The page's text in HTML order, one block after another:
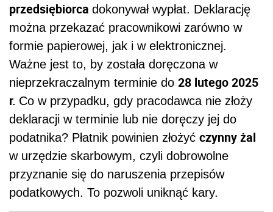
przedsiębiorca dokonywał wypłat. Deklarację
można przekazać pracownikowi zarówno w
formie papierowej, jak i w elektronicznej.
Ważne jest to, by została doręczona w
nieprzekraczalnym terminie do 28 lutego 2025
r. Co w przypadku, gdy pracodawca nie złoży
deklaracji w terminie lub nie doręczy jej do
podatnika? Płatnik powinien złożyć czynny żal
w urzędzie skarbowym, czyli dobrowolne
przyznanie się do naruszenia przepisów
podatkowych. To pozwoli uniknąć kary.